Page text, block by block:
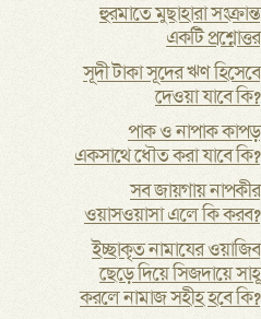
হুরমাতে মুছাহারা সংক্রান্ত
একটি প্রশ্নোত্তর
সূদী টাকা সূদের ঋণ হিসেবে
দেওয়া যাবে কি?
পাক ও নাপাক কাপড়
একসাথে ধৌত করা যাবে কি?
সব জায়গায় নাপকীর
ওয়াসওয়াসা এলে কি করব?
ইচ্ছাকৃত নামাযের ওয়াজিব
ছেড়ে দিয়ে সিজদায়ে সাহূ
করলে নামাজ সহীহ হবে কি?